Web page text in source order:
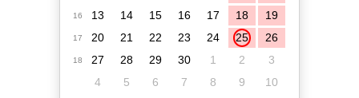
16 13 14 15 16 17 18 19
17 20 21 22 23 24 25 26
18 27 28 29 30 1 2
3
4
5 6 7 8 9 10